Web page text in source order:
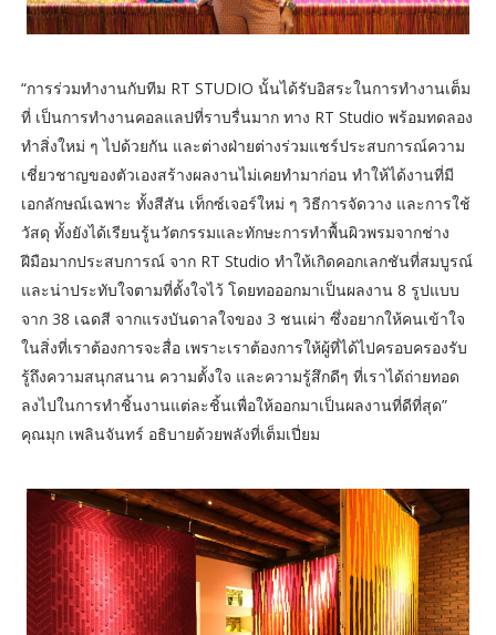
“การร่วมทำงานกับทีม RT STUDIO นั้นได้รับอิสระในการทำงานเต็ม
ที่ เป็นการทำงานคอลแลปที่ราบรื่นมาก ทาง RT Studio พร้อมทดลอง
ทำสิ่งใหม่ ๆ ไปด้วยกัน และต่างฝ่ายต่างร่วมแชร์ประสบการณ์ความ
เชี่ยวชาญของตัวเองสร้างผลงานไม่เคยทำมาก่อน ทำให้ได้งานที่มี
เอกลักษณ์เฉพาะ ทั้งสีสัน เท็กซ์เจอร์ใหม่ ๆ วิธีการจัดวาง และการใช้
วัสดุ ทั้งยังได้เรียนรู้นวัตกรรมและทักษะการทำพื้นผิวพรมจากช่าง
ฝีมือมากประสบการณ์ จาก RT Studio ทำให้เกิดคอกเลกชันที่สมบูรณ์
และน่าประทับใจตามที่ตั้งใจไว้ โดยทอออกมาเป็นผลงาน 8 รูปแบบ
จาก 38 เฉดสี จากแรงบันดาลใจของ 3 ชนเผ่า ซึ่งอยากให้คนเข้าใจ
ในสิ่งที่เราต้องการจะสื่อ เพราะเราต้องการให้ผู้ที่ได้ไปครอบครองรับ
รู้ถึงความสนุกสนาน ความตั้งใจ และความรู้สึกดีๆ ที่เราได้ถ่ายทอด
ลงไปในการทำชิ้นงานแต่ละชิ้นเพื่อให้ออกมาเป็นผลงานที่ดีที่สุด”
คุณมุก เพลินจันทร์ อธิบายด้วยพลังที่เต็มเปี่ยม